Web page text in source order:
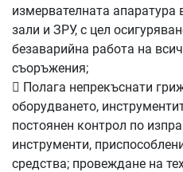
измервателната апаратура
зали и ЗРУ, с цел
безаварийна работа на
съоръжения;
 Полага непрекъснати
оборудването,
постоянен контрол по
инструменти,
средства; провеждане на